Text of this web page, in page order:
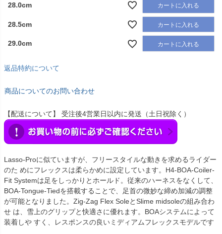
28.0cm カートに入れる
28.5cm カートに入れる
29.0cm カートに入れる
返品特約について
商品についてのお問い合わせ
【配送について】 受注後4営業日以内に発送（土日祝除く）
Lasso-Proに似ていますが、フリースタイルな動きを求めるライダー
のた めにフレックスは柔らかめに設定しています。H4-BOA-Coiler-
Fit Systemは足をしっかりとホールド。従来のハーネスをなくして、
BOA-Tongue-Tiedを搭載することで、足首の微妙な締め加減の調整
が可能となりました。Zig-Zag Flex SoleとSlime midsoleの組み合わ
せ は、雪上のグリップと快適さに優れます。BOAシステムによって
装着しや すく、レスポンスの良いミディアムフレックスモデルです